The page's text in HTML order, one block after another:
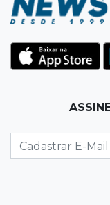
MS chega a
número de
Fraude
transferências